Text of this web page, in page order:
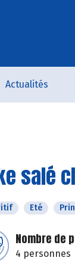
Actualités
salé
Eté
Nombre de
4 personnes